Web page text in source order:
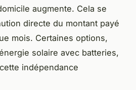
augmente. Cela se
directe du montant payé
mois. Certaines options,
solaire avec batteries,
indépendance